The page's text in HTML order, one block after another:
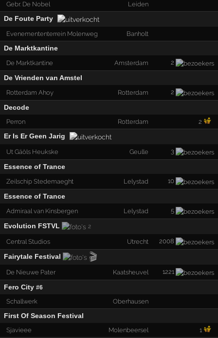
Gebr. De Nobel Leiden
De Foute Party
Evenemententerrein Molenweg Banholt
De Marktkantine
De Marktkantine Amsterdam 2
De Vrienden van Amstel
Rotterdam Ahoy Rotterdam 2
Decode
Perron Rotterdam 2
Er Is Er Geen Jarig
Ut Gäöls Heukske Geulle 3
Essence of Trance
Zeilschip Stedemaeght Lelystad 10
Essence of Trance
Admiraal van Kinsbergen Lelystad 5
Evolution FSTVL 2
Central Studios Utrecht 2008
Fairytale Festival 🎬
De Nieuwe Pater Kaatsheuvel 1221
Fero City#6
Schallwerk Oberhausen
First Of Season Festival
Sjavieee Molenbeersel 1